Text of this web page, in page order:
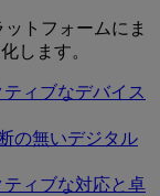
トフォームにま
します。
ィブなデバイス
の無いデジタル
ティブな対応と卓